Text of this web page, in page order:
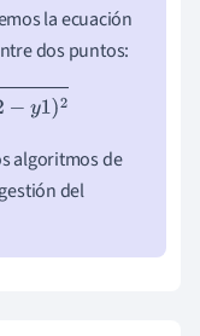
la ecuación
dos puntos:
2
algoritmos de
del